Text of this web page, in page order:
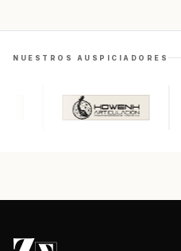
NUESTROS AUSPICIADORES